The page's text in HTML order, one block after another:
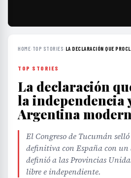
HOME› TOP STORIES› LA DECLARACIÓN QUE
TOP STORIES
La declaración
la independencia
Argentina
El Congreso de Tucumán
definitiva con España con
definió a las Provincias
libre e independiente.